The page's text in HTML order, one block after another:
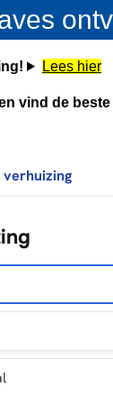
Lees hier
vind de beste